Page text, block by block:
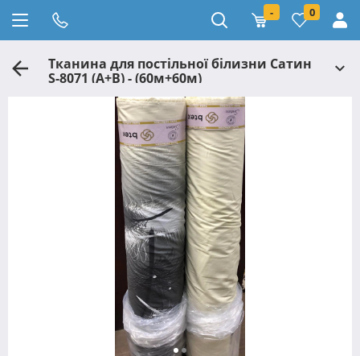
- 0
Тканина для постільної білизни Сатин
S-8071 (A+В) - (60м+60м)